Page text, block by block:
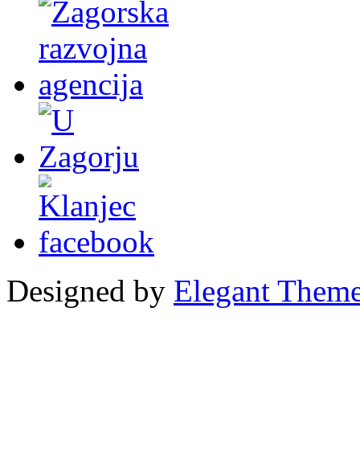
Designed by Elegant